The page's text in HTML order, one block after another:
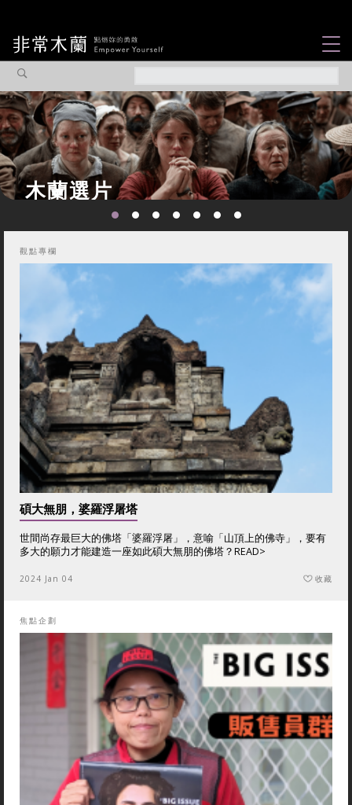
觀點專欄
焦點企劃
社會企業
認識我們
你不知道的那些女
性故事...
觀點專欄
碩大無朋，婆羅浮屠塔
世間尚存最巨大的佛塔「婆羅浮屠」，意喻「山頂上的佛寺」，要有
多大的願力才能建造一座如此碩大無朋的佛塔？READ>
2024 Jan 04 收藏
焦點企劃